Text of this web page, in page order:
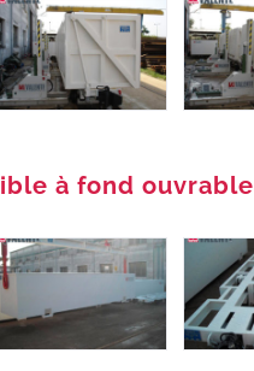
à fond ouvrable